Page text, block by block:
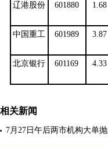
辽港股份 601880 1.68
中国重工 601989 3.87
北京银行 601169 4.33
相关新闻
7月27日午后两市机构大单